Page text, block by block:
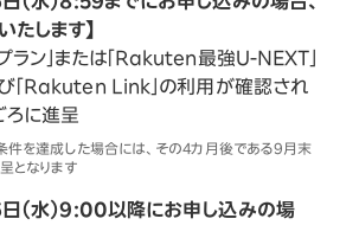
します】
ラン」または「Rakuten最強U-NEXT」
「Rakuten Link」の利用が確認され
ろに進呈
件を達成した場合には、その4カ月後である9月末
となります
（水）9:00以降にお申し込みの場